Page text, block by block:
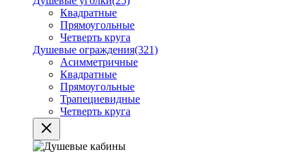
Квадратные
Прямоугольные
Четверть круга
Душевые ограждения(321)
Асимметричные
Квадратные
Прямоугольные
Трапециевидные
Четверть круга